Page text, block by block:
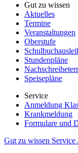
Gut zu wissen
Aktuelles
Termine
Veranstaltungen
Oberstufe
Stundenpläne
Speisepläne
Service
Anmeldung
Krankmeldung
Formulare und
Gut zu wissen Service